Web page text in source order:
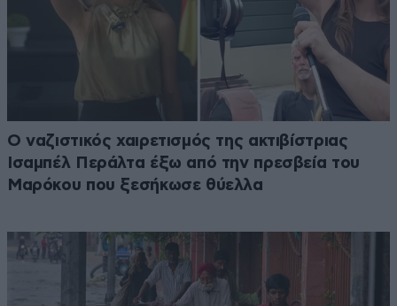
Ο ναζιστικός χαιρετισμός της ακτιβίστριας
Ισαμπέλ Περάλτα έξω από την πρεσβεία του
Μαρόκου που ξεσήκωσε θύελλα